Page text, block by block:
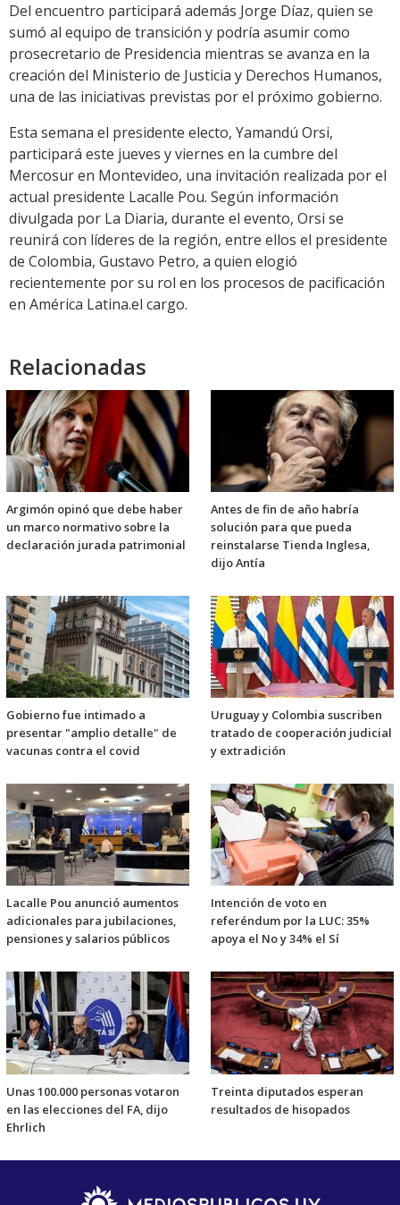
Del encuentro participará además Jorge Díaz, quien se
sumó al equipo de transición y podría asumir como
prosecretario de Presidencia mientras se avanza en la
creación del Ministerio de Justicia y Derechos Humanos,
una de las iniciativas previstas por el próximo gobierno.
Esta semana el presidente electo, Yamandú Orsi,
participará este jueves y viernes en la cumbre del
Mercosur en Montevideo, una invitación realizada por el
actual presidente Lacalle Pou. Según información
divulgada por La Diaria, durante el evento, Orsi se
reunirá con líderes de la región, entre ellos el presidente
de Colombia, Gustavo Petro, a quien elogió
recientemente por su rol en los procesos de pacificación
en América Latina.el cargo.
Relacionadas
Argimón opinó que debe haber
un marco normativo sobre la
declaración jurada patrimonial
Antes de fin de año habría
solución para que pueda
reinstalarse Tienda Inglesa,
dijo Antía
Gobierno fue intimado a
presentar "amplio detalle" de
vacunas contra el covid
Uruguay y Colombia suscriben
tratado de cooperación judicial
y extradición
Lacalle Pou anunció aumentos
adicionales para jubilaciones,
pensiones y salarios públicos
Intención de voto en
referéndum por la LUC: 35%
apoya el No y 34% el Sí
Unas 100.000 personas votaron
en las elecciones del FA, dijo
Ehrlich
Treinta diputados esperan
resultados de hisopados